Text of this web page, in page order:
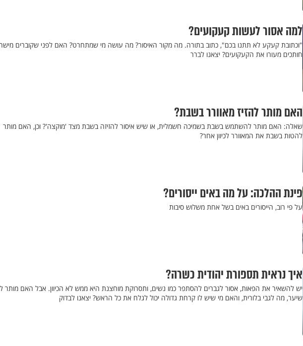
למה אסור לעשות קעקועים?
"וכתובת קעקע לא תתנו בכם", כתוב בתורה. מה מקור האיסור? מה עושה מי שמתחרט? האם לפני שקוברים
חותכים מעורו את הקעקועים? יצאנו לברר
האם מותר להזיז מאוורר בשבת?
שאלה: האם מותר להשתמש בשבת בשמיכה חשמלית, או שיש איסור להזיזה בשבת מצד 'מוקצה'? וכן, האם מותר
להטות בשבת את המאוורר לכיוון אחר?
פינת ההלכה: על מה באים ייסורים?
על פי רוב, הייסורים באים בשל אחת משלוש סיבות
איך נראית תספורת יהודית כשרה?
יש להשאיר את הפאות, אסור לגברים להסתפר כמו נשים, ותסרוקת מוחצנת היא ממש לא הכיוון. אבל האם מותר
שיער, מה לגבי בלורית, והאם מי שיש לו קרחת גדולה יכול לגלח את כל הראש? יצאנו לבדוק